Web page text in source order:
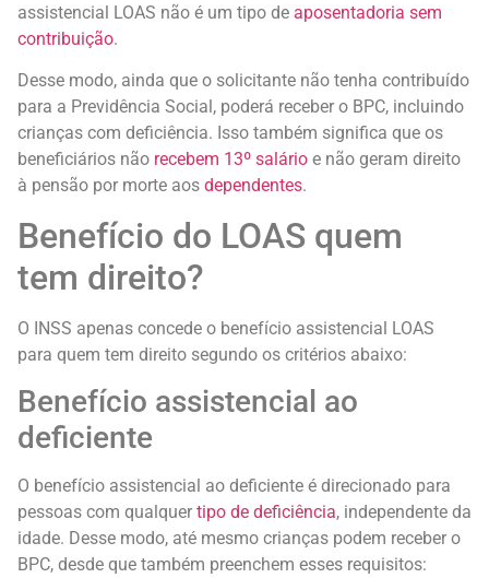
assistencial LOAS não é um tipo de aposentadoria sem
contribuição.
Desse modo, ainda que o solicitante não tenha contribuído
para a Previdência Social, poderá receber o BPC, incluindo
crianças com deficiência. Isso também significa que os
beneficiários não recebem 13º salário e não geram direito
à pensão por morte aos dependentes.
Benefício do LOAS quem
tem direito?
O INSS apenas concede o benefício assistencial LOAS
para quem tem direito segundo os critérios abaixo:
Benefício assistencial ao
deficiente
O benefício assistencial ao deficiente é direcionado para
pessoas com qualquer tipo de deficiência, independente da
idade. Desse modo, até mesmo crianças podem receber o
BPC, desde que também preenchem esses requisitos: